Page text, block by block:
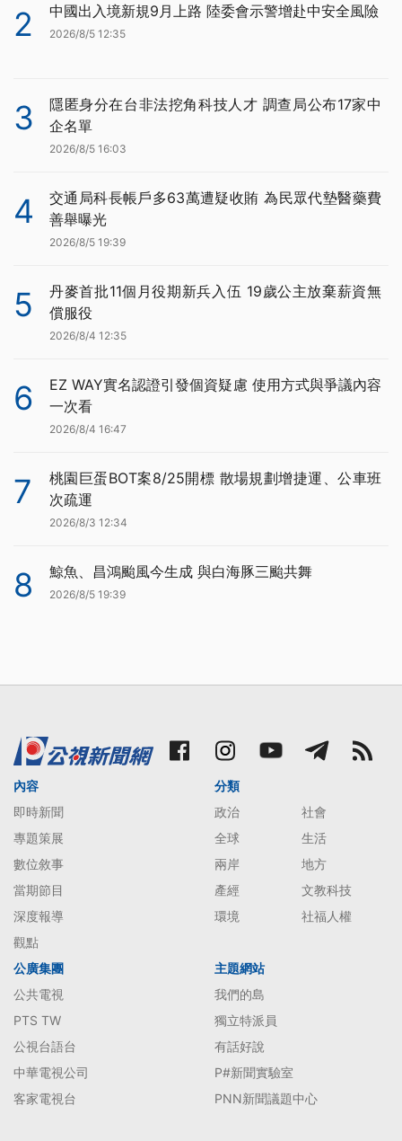
2 中國出入境新規9月上路 陸委會示警增赴中安全風險
2026/8/5 12:35
3
隱匿身分在台非法挖角科技人才 調查局公布17家中
企名單
2026/8/5 16:03
4
交通局科長帳戶多63萬遭疑收賄 為民眾代墊醫藥費
善舉曝光
2026/8/5 19:39
5
丹麥首批11個月役期新兵入伍 19歲公主放棄薪資無
償服役
2026/8/4 12:35
6
EZ WAY實名認證引發個資疑慮 使用方式與爭議內容
一次看
2026/8/4 16:47
7
桃園巨蛋BOT案8/25開標 散場規劃增捷運、公車班
次疏運
2026/8/3 12:34
8 鯨魚、昌鴻颱風今生成 與白海豚三颱共舞
2026/8/5 19:39
內容
即時新聞
專題策展
數位敘事
當期節目
深度報導
觀點
分類
政治
社會
全球
生活
兩岸
地方
產經
文教科技
環境
社福人權
公廣集團
公共電視
PTS TW
公視台語台
中華電視公司
客家電視台
主題網站
我們的島
獨立特派員
有話好說
P#新聞實驗室
PNN新聞議題中心